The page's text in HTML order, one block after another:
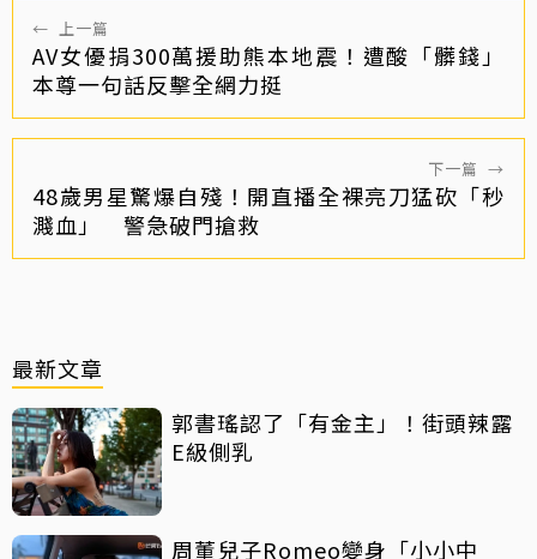
← 上一篇
AV女優捐300萬援助熊本地震！遭酸「髒錢」
本尊一句話反擊全網力挺
下一篇 →
48歲男星驚爆自殘！開直播全裸亮刀猛砍「秒
濺血」 警急破門搶救
最新文章
郭書瑤認了「有金主」！街頭辣露
E級側乳
周董兒子Romeo變身「小小中